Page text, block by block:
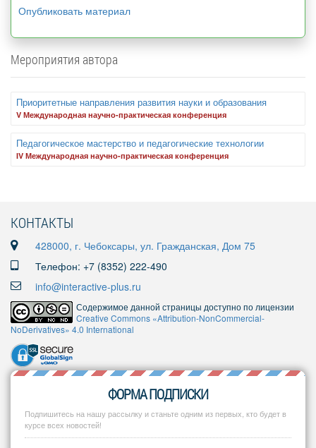
Опубликовать материал
Мероприятия автора
Приоритетные направления развития науки и образования
V Международная научно-практическая конференция
Педагогическое мастерство и педагогические технологии
IV Международная научно-практическая конференция
КОНТАКТЫ
428000, г. Чебоксары, ул. Гражданская, Дом 75
Телефон: +7 (8352) 222-490
info@interactive-plus.ru
Содержимое данной страницы доступно по лицензии
Creative Commons «Attribution-NonCommercial-
NoDerivatives» 4.0 International
ФОРМА ПОДПИСКИ
Подпишитесь на нашу рассылку и станьте одним из первых, кто будет в
курсе всех новостей!